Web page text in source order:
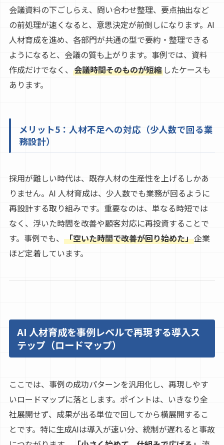
会議資料の下ごしらえ、問い合わせ整理、要点抽出など
の前処理が速くなると、意思決定が前倒しになります。AI
人材育成を進め、各部門が共通の型で要約・整理できる
ようになると、会議の質も上がります。事例では、資料
作成だけでなく、 会議時間そのものが短縮したケースも
あります。
メリット5：人材不足への対応（少人数で回る業
務設計）
採用が難しい時代は、既存人材の生産性を上げるしかあ
りません。AI 人材育成は、少人数でも業務が回るように
再設計する取り組みです。重要なのは、単なる時短では
なく、浮いた時間を改善や顧客対応に再投資することで
す。事例でも、 「空いた時間で改善が回り始めた」企業
ほど定着しています。
AI 人材育成を事例レベルで再現する導入ス
テップ（ロードマップ）
ここでは、事例の成功パターンを汎用化し、再現しやす
いロードマップに落とします。ポイントは、いきなり全
社展開せず、成果が出る単位で回してから横展開するこ
とです。特に生成AIは導入が速い分、統制が遅れると事故